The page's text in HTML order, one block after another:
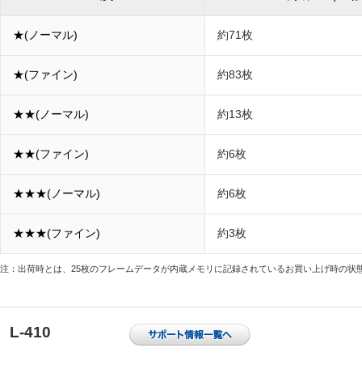
★(ノーマル) 約71枚
★(ファイン) 約83枚
★★(ノーマル) 約13枚
★★(ファイン) 約6枚
★★★(ノーマル) 約6枚
★★★(ファイン) 約3枚
注：出荷時とは、25枚のフレームデータが内蔵メモリに記録されているお買い上げ時の状
L-410